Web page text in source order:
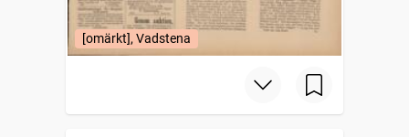
[omärkt], Vadstena